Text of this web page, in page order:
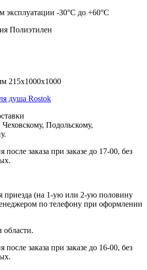
эксплуатации -30°C до +60°C
Полиэтилен
215х1000х1000
душа Rostok
Подольскому,
заказа при заказе до 17-00, без
приезда (на 1-ую или 2-ую половину
по телефону при оформлении
области.
заказа при заказе до 16-00, без